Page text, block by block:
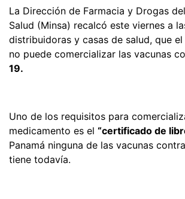
La Dirección de Farmacia y Drogas
Salud (Minsa) recalcó este viernes a
distribuidoras y casas de salud, que
no puede comercializar las vacunas
19.
Uno de los requisitos para
medicamento es el “certificado de
Panamá ninguna de las vacunas
tiene todavía.